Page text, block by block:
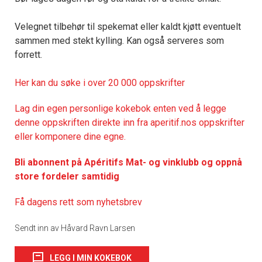
Velegnet tilbehør til spekemat eller kaldt kjøtt eventuelt
sammen med stekt kylling. Kan også serveres som
forrett.
Her kan du søke i over 20 000 oppskrifter
Lag din egen personlige kokebok enten ved å legge
denne oppskriften direkte inn fra aperitif.nos oppskrifter
eller komponere dine egne.
Bli abonnent på Apéritifs Mat- og vinklubb og oppnå
store fordeler samtidig
Få dagens rett som nyhetsbrev
Sendt inn av Håvard Ravn Larsen
LEGG I MIN KOKEBOK